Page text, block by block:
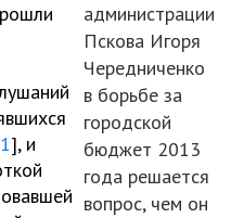
администрации
Пскова Игоря
Чередниченко
в борьбе за
городской
бюджет 2013
года решается
вопрос, чем он
1], и